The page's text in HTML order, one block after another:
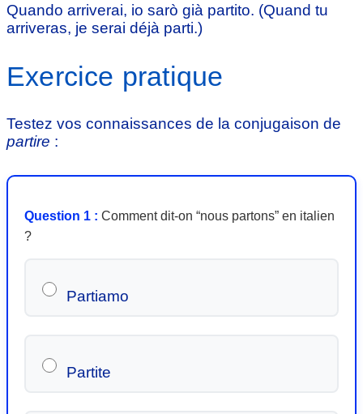
Quando arriverai, io sarò già partito. (Quand tu
arriveras, je serai déjà parti.)
Exercice pratique
Testez vos connaissances de la conjugaison de
partire :
Question 1 : Comment dit-on “nous partons” en italien
?
Partiamo
Partite